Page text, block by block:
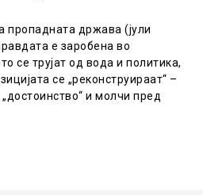
пропадната држава (јули
е заробена во
се трујат од вода и политика,
се „реконструираат“ –
и молчи пред